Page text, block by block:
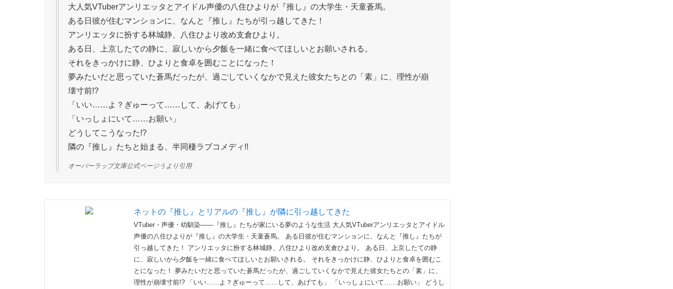
大人気VTuberアンリエッタとアイドル声優の八住ひよりが『推し』の大学生・天童蒼馬。
ある日彼が住むマンションに、なんと『推し』たちが引っ越してきた！
アンリエッタに扮する林城静、八住ひより改め支倉ひより。
ある日、上京したての静に、寂しいから夕飯を一緒に食べてほしいとお願いされる。
それをきっかけに静、ひよりと食卓を囲むことになった！
夢みたいだと思っていた蒼馬だったが、過ごしていくなかで見えた彼女たちとの「素」に、理性が崩
壊寸前!?
「いい……よ？ぎゅーって……して、あげても」
「いっしょにいて……お願い」
どうしてこうなった!?
隣の『推し』たちと始まる、半同棲ラブコメディ!!
オーバーラップ文庫公式ページうより引用
ネットの『推し』とリアルの『推し』が隣に引っ越してきた
VTuber・声優・幼馴染――『推し』たちが家にいる夢のような生活 大人気VTuberアンリエッタとアイドル
声優の八住ひよりが『推し』の大学生・天童蒼馬。 ある日彼が住むマンションに、なんと『推し』たちが
引っ越してきた！ アンリエッタに扮する林城静、八住ひより改め支倉ひより。 ある日、上京したての静
に、寂しいから夕飯を一緒に食べてほしいとお願いされる。 それをきっかけに静、ひよりと食卓を囲むこ
とになった！ 夢みたいだと思っていた蒼馬だったが、過ごしていくなかで見えた彼女たちとの「素」に、
理性が崩壊寸前!? 「いい……よ？ぎゅーって……して、あげても」 「いっしょにいて……お願い」 どうし